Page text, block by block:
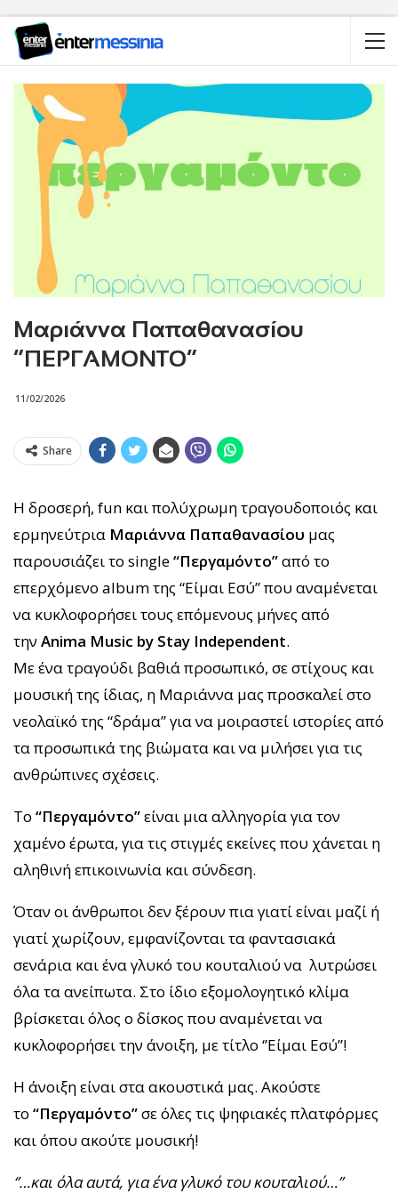
Μαριάννα Παπαθανασίου
“ΠΕΡΓΑΜΟΝΤΟ”
11/02/2026
Share
Η δροσερή, fun και πολύχρωμη τραγουδοποιός και
ερμηνεύτρια Μαριάννα Παπαθανασίου μας
παρουσιάζει το single“Περγαμόντο”από το
επερχόμενο album της “Είμαι Εσύ” που αναμένεται
να κυκλοφορήσει τους επόμενους μήνες από
τηνAnima Music by Stay Independent.
Με ένα τραγούδι βαθιά προσωπικό, σε στίχους και
μουσική της ίδιας, η Μαριάννα μας προσκαλεί στο
νεολαϊκό της “δράμα” για να μοιραστεί ιστορίες από
τα προσωπικά της βιώματα και να μιλήσει για τις
ανθρώπινες σχέσεις.
Το “Περγαμόντο”είναι μια αλληγορία για τον
χαμένο έρωτα, για τις στιγμές εκείνες που χάνεται η
αληθινή επικοινωνία και σύνδεση.
Όταν οι άνθρωποι δεν ξέρουν πια γιατί είναι μαζί ή
γιατί χωρίζουν, εμφανίζονται τα φαντασιακά
σενάρια και ένα γλυκό του κουταλιού να λυτρώσει
όλα τα ανείπωτα. Στο ίδιο εξομολογητικό κλίμα
βρίσκεται όλος ο δίσκος που αναμένεται να
κυκλοφορήσει την άνοιξη, με τίτλο ‘’Είμαι Εσύ’’!
Η άνοιξη είναι στα ακουστικά μας. Ακούστε
το “Περγαμόντο”σε όλες τις ψηφιακές πλατφόρμες
και όπου ακούτε μουσική!
‘’…και όλα αυτά, για ένα γλυκό του κουταλιού…’’